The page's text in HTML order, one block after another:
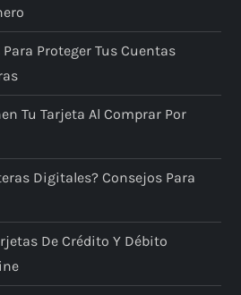
Proteger Tus Cuentas
Tu Tarjeta Al Comprar Por
Digitales? Consejos Para
De Crédito Y Débito